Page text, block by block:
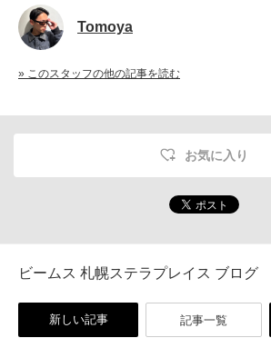
Tomoya
» このスタッフの他の記事を読む
お気に入り
ビームス 札幌ステラプレイス ブログ
新しい記事 記事一覧